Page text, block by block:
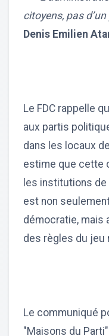
citoyens, pas
Denis Emilien
Le FDC rappelle
aux partis
dans les locaux
estime que cette
les institutions de
est non
démocratie, mais
des règles du jeu
Le communiqué
"Maisons du